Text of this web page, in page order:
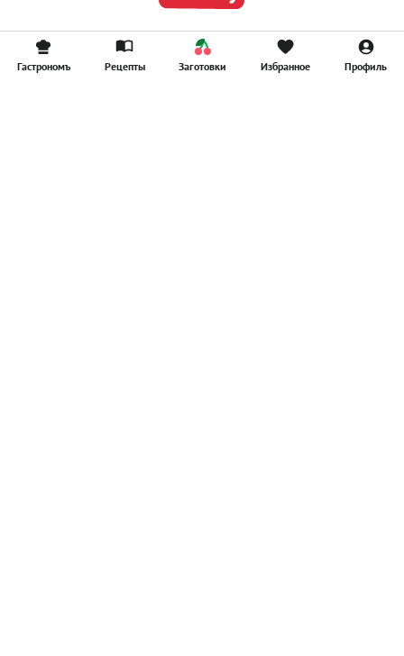
Гастрономъ Рецепты Заготовки Избранное Профиль